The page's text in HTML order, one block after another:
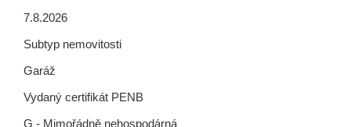
7.8.2026
Subtyp nemovitosti
Garáž
Vydaný certifikát PENB
G - Mimořádně nehospodárná